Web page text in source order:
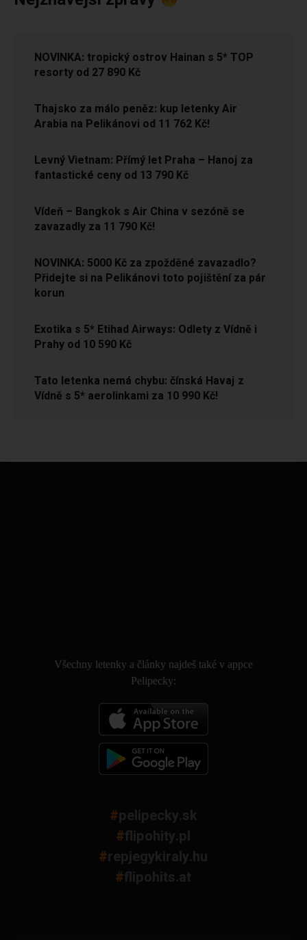
NOVINKA: tropický ostrov Hainan s 5* TOP
resorty od 27 890 Kč
Thajsko za málo peněz: kup letenky Air
Arabia na Pelikánovi od 11 762 Kč!
Levný Vietnam: Přímý let Praha – Hanoj za
fantastické ceny od 13 790 Kč
Vídeň – Bangkok s Air China v sezóně se
zavazadly za 11 790 Kč!
NOVINKA: 5000 Kč za zpožděné zavazadlo?
Přidejte si na Pelikánovi toto pojištění za pár
korun
Exotika s 5* Etihad Airways: Odlety z Vídně i
Prahy od 10 590 Kč
Tato letenka nemá chybu: čínská Havaj z
Vídně s 5* aerolinkami za 10 990 Kč!
Všechny letenky a články najdeš také v appce
Pelipecky:
#pelipecky.sk
#flipohity.pl
#repjegykiraly.hu
#flipohits.at